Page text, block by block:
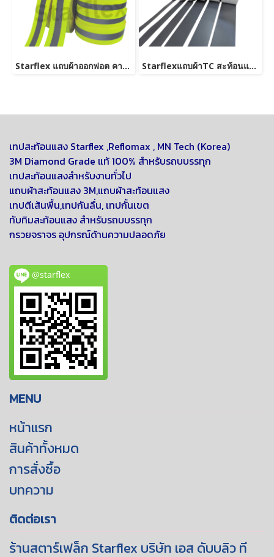
Starflex แถบผ้าออกฟอต คาดแถบเงินสะท้อนแสง #สีฟลูเรสเซนต์เหลืองมะนาว ขนาด 1.5'' , 2'' Starflexแถบผ้าTC สะท้อนแสง#สีเทา เกรดAA สะท้อนแสงได้ดี ชนิดเย็บติด ม้วน 50,100เมตร
เทปสะท้อนแสง Starflex ,Reflomax , MN Tech (Korea)
3M Diamond Grade แท้ 100% สำหรับรถบบรรทุก
เทปสะท้อนแสงสำหรับงานทั่วไป
แถบผ้าสะท้อนแสง 3M,แถบผ้าสะท้อนแสง
เทปตีเส้นพื้น,เทปกันลื่น, เทปกั้นเขต
ทับทิมสะท้อนแสง สำหรับรถบบรรทุก
กรวยจราจร อุปกรณ์ด้านความปลอดภัย
@starflex
MENU
หน้าแรก
สินค้าทั้งหมด
การสั่งซื้อ
บทความ
ติดต่อเรา
ร้านสตาร์เฟล็ก Starflex บริษัท เอส ดับบลิว ที